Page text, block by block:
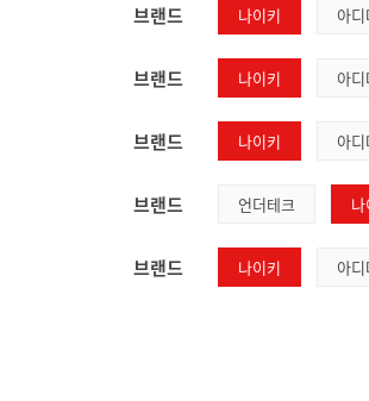
브랜드 나이키 아
브랜드 나이키 아
브랜드 나이키 아
브랜드 언더테크
브랜드 나이키 아